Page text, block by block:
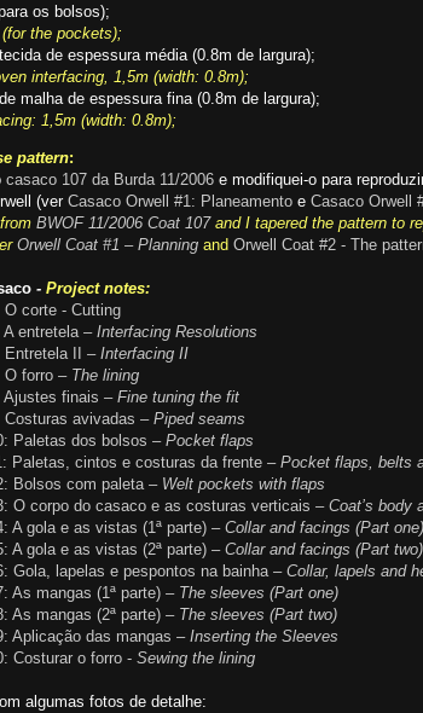
os bolsos);
the pockets);
de espessura média (0.8m de largura);
interfacing, 1,5m (width: 0.8m);
malha de espessura fina (0.8m de largura);
1,5m (width: 0.8m);
pattern:
casaco 107 da Burda 11/2006 e modifiquei-o para
(ver Casaco Orwell #1: Planeamento e Casaco Orwell
BWOF 11/2006 Coat 107 and I tapered the pattern to
Orwell Coat #1 – Planning and Orwell Coat #2 - The
- Project notes:
corte - Cutting
entretela– Interfacing Resolutions
II
– Interfacing II
O forro – The lining
Ajustes finais – Fine tuning the fit
avivadas – Piped seams
Paletas dos bolsos – Pocket flaps
Paletas, cintos e costuras da frente – Pocket flaps, belts
Bolsos com paleta– Welt pockets with flaps
O corpo do casaco e as costuras verticais – Coat’s body
A gola e as vistas (1ª parte) – Collar and facings (Part one)
A gola e as vistas (2ª parte) – Collar and facings (Part two)
Gola, lapelas e pespontos na bainha– Collar, lapels and
As mangas (1ª parte) – The sleeves (Part one)
As mangas (2ª parte) – The sleeves (Part two)
Aplicação das mangas – Inserting the Sleeves
Costurar o forro - Sewing the lining
algumas fotos de detalhe: